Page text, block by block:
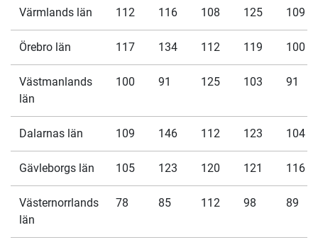
Värmlands län 112 116 108 125 109
Örebro län 117 134 112 119 100
Västmanlands
län
100 91 125 103 91
Dalarnas län 109 146 112 123 104
Gävleborgs län 105 123 120 121 116
Västernorrlands
län
78 85 112 98 89